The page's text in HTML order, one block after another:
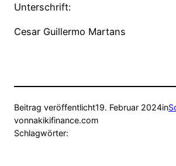
Unterschrift:
Cesar Guillermo Martans
Beitrag veröffentlicht19. Februar 2024in
vonnakikifinance.com
Schlagwörter: